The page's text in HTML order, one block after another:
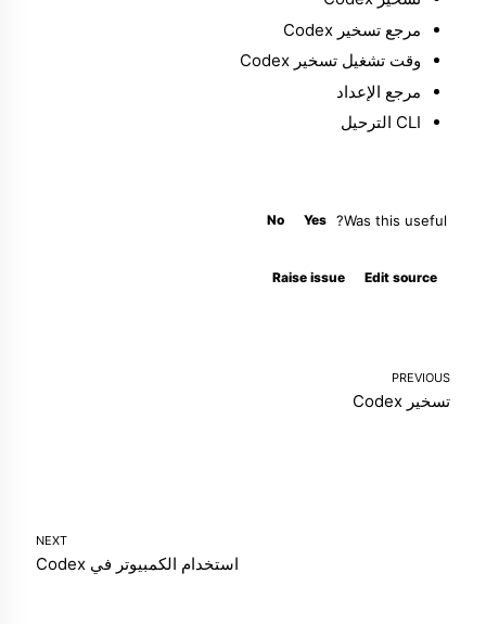
مرجع تسخير Codex
وقت تشغيل تسخير Codex
مرجع الإعداد
CLI الترحيل
Was this useful?
Yes
No
Edit source
Raise issue
PREVIOUS
تسخير Codex
NEXT
استخدام الكمبيوتر في Codex